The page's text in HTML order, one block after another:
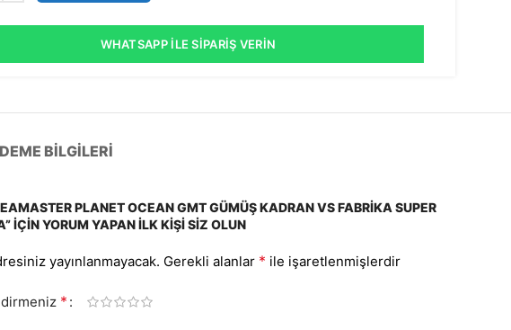
WHATSAPP İLE SIPARIŞ VERIN
BILGILERI
PLANET OCEAN GMT GÜMÜŞ KADRAN VS FABRIKA SUPER
IÇIN YORUM YAPAN ILK KIŞI SIZ OLUN
yayınlanmayacak. Gerekli alanlar * ile işaretlenmişlerdir
*